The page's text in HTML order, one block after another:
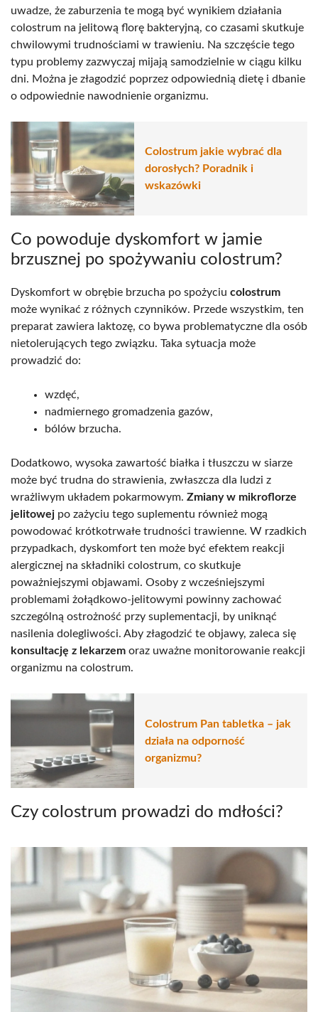
uwadze, że zaburzenia te mogą być wynikiem działania
colostrum na jelitową florę bakteryjną, co czasami skutkuje
chwilowymi trudnościami w trawieniu. Na szczęście tego
typu problemy zazwyczaj mijają samodzielnie w ciągu kilku
dni. Można je złagodzić poprzez odpowiednią dietę i dbanie
o odpowiednie nawodnienie organizmu.
Colostrum jakie wybrać dla
dorosłych? Poradnik i
wskazówki
Co powoduje dyskomfort w jamie
brzusznej po spożywaniu colostrum?
Dyskomfort w obrębie brzucha po spożyciu colostrum
może wynikać z różnych czynników. Przede wszystkim, ten
preparat zawiera laktozę, co bywa problematyczne dla osób
nietolerujących tego związku. Taka sytuacja może
prowadzić do:
wzdęć,
nadmiernego gromadzenia gazów,
bólów brzucha.
Dodatkowo, wysoka zawartość białka i tłuszczu w siarze
może być trudna do strawienia, zwłaszcza dla ludzi z
wrażliwym układem pokarmowym. Zmiany w mikroflorze
jelitowej po zażyciu tego suplementu również mogą
powodować krótkotrwałe trudności trawienne. W rzadkich
przypadkach, dyskomfort ten może być efektem reakcji
alergicznej na składniki colostrum, co skutkuje
poważniejszymi objawami. Osoby z wcześniejszymi
problemami żołądkowo-jelitowymi powinny zachować
szczególną ostrożność przy suplementacji, by uniknąć
nasilenia dolegliwości. Aby złagodzić te objawy, zaleca się
konsultację z lekarzem oraz uważne monitorowanie reakcji
organizmu na colostrum.
Colostrum Pan tabletka – jak
działa na odporność
organizmu?
Czy colostrum prowadzi do mdłości?